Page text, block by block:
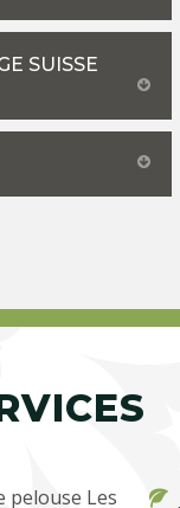
SUISSE
pelouse Les